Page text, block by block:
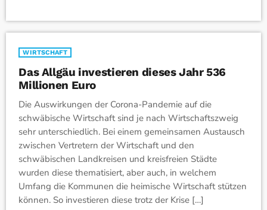
WIRTSCHAFT
Das Allgäu investieren dieses Jahr 536
Millionen Euro
Die Auswirkungen der Corona-Pandemie auf die
schwäbische Wirtschaft sind je nach Wirtschaftszweig
sehr unterschiedlich. Bei einem gemeinsamen Austausch
zwischen Vertretern der Wirtschaft und den
schwäbischen Landkreisen und kreisfreien Städte
wurden diese thematisiert, aber auch, in welchem
Umfang die Kommunen die heimische Wirtschaft stützen
können. So investieren diese trotz der Krise […]